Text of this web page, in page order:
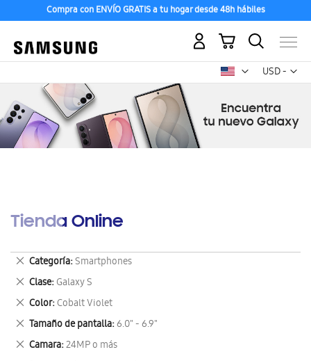
Descubre los Nuevos Galaxy Z Fold8 | Flip8
USD -
dólar
Mi carrito
Tienda Online
Categoría Smartphones
Eliminar
este
artículo
Clase Galaxy S
Eliminar
este
artículo
Color Cobalt Violet
Eliminar
este
artículo
Tamaño de pantalla 6.0" - 6.9"
Eliminar
este
artículo
Camara 24MP o más
Eliminar